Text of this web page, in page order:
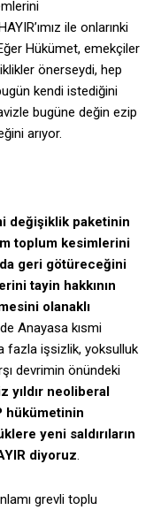
ile onlarınki
Hükümet, emekçiler
önerseydi, hep
kendi istediğini
bugüne değin ezip
arıyor.
değişiklik paketinin
toplum kesimlerini
geri götüreceğini
tayin hakkının
olanaklı
Anayasa kısmi
fazla işsizlik, yoksulluk
devrimin önündeki
yıldır neoliberal
hükümetinin
yeni saldırıların
diyoruz.
grevli toplu